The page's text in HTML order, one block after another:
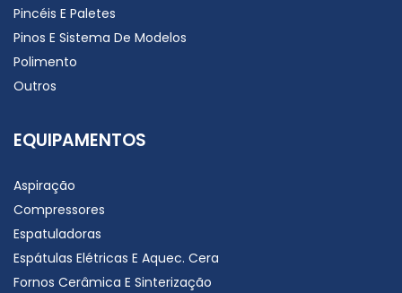
Pincéis E Paletes
Pinos E Sistema De Modelos
Polimento
Outros
EQUIPAMENTOS
Aspiração
Compressores
Espatuladoras
Espátulas Elétricas E Aquec. Cera
Fornos Cerâmica E Sinterização